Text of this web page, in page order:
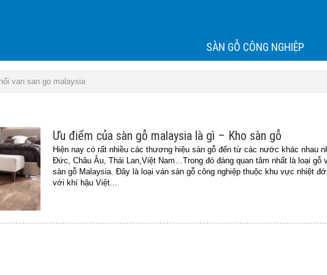
SÀN GỖ CÔNG NGHIỆP
van san go malaysia
Ưu điểm của sàn gỗ malaysia là gì – Kho sàn gỗ
Hiện nay có rất nhiều các thương hiệu sàn gỗ đến từ các nước khác nhau
Đức, Châu Âu, Thái Lan,Việt Nam…Trong đó đáng quan tâm nhất là loại gỗ
sàn gỗ Malaysia. Đây là loại ván sàn gỗ công nghiệp thuộc khu vực nhiệt
với khí hậu Việt...